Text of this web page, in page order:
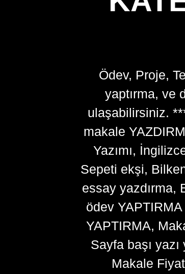
Ödev, Proje,
yaptırma, ve
ulaşabilirsiniz.
makale
Yazımı,
Sepeti ekşi,
essay yazdırma,
ödev
YAPTIRMA,
Sayfa başı
Makale